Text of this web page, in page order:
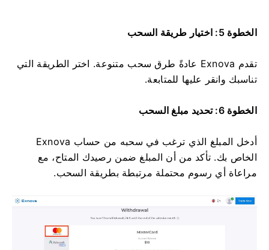
الخطوة 5: اختيار طريقة السحب
تقدم Exnova عادةً طرق سحب متنوعة. اختر الطريقة التي
تناسبك وانقر عليها للمتابعة.
الخطوة 6: تحديد مبلغ السحب
أدخل المبلغ الذي ترغب في سحبه من حساب Exnova
الخاص بك. تأكد من أن المبلغ ضمن رصيدك المتاح، مع
مراعاة أي رسوم محتملة مرتبطة بطريقة السحب.